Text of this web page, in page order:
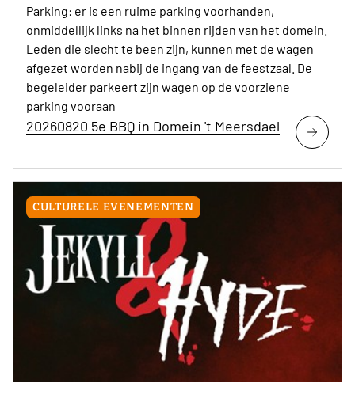
Parking: er is een ruime parking voorhanden,
onmiddellijk links na het binnen rijden van het domein.
Leden die slecht te been zijn, kunnen met de wagen
afgezet worden nabij de ingang van de feestzaal. De
begeleider parkeert zijn wagen op de voorziene
parking vooraan
20260820 5e BBQ in Domein 't Meersdael
CULTURELE EVENEMENTEN